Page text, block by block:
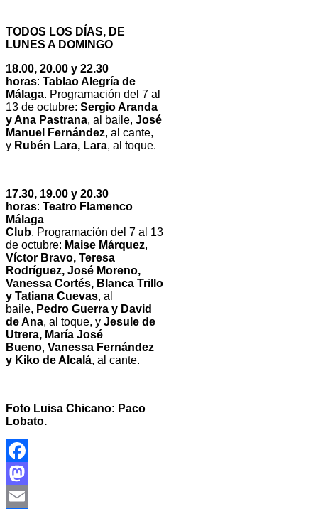
TODOS LOS DÍAS, DE
LUNES A DOMINGO
18.00, 20.00 y 22.30
horas: Tablao Alegría de
Málaga. Programación del 7 al
13 de octubre: Sergio Aranda
y Ana Pastrana, al baile, José
Manuel Fernández, al cante,
y Rubén Lara, Lara, al toque.
17.30, 19.00 y 20.30
horas: Teatro Flamenco
Málaga
Club. Programación del 7 al 13
de octubre: Maise Márquez,
Víctor Bravo, Teresa
Rodríguez, José Moreno,
Vanessa Cortés, Blanca Trillo
y Tatiana Cuevas, al
baile, Pedro Guerra y David
de Ana, al toque, y Jesule de
Utrera, María José
Bueno, Vanessa Fernández
y Kiko de Alcalá, al cante.
Foto Luisa Chicano: Paco
Lobato.
Facebook
Mastodon